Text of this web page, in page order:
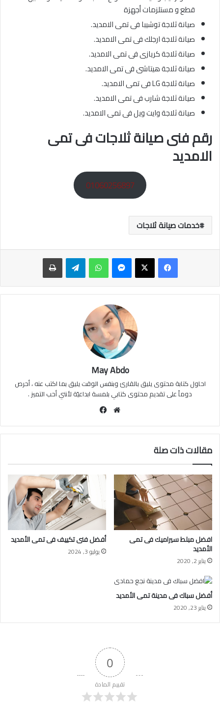
قطع و مستلزمات أجهزة
صيانة ثلاجة توشيبا فى تمى الامديد.
صيانة ثلاجة ارجلك فى تمى الامديد.
صيانة ثلاجة كريازى فى تمى الامديد.
صيانة ثلاجة هيتاشى فى تمى الامديد.
صيانة ثلاجة LG فى تمى الامديد.
صيانة ثلاجة شارب فى تمى الامديد.
صيانة ثلاجة وايت ويل فى تمى الامديد.
رقم فنى صيانة ثلاجات فى تمى
الامديد
01060256897
خدمات صيانة ثلاجات
ماسنجر واتساب تيلقرام طباعة
May Abdo
احاول كتابة محتوى يليق بالقارئ وبنفس الوقت يليق بما اكتب عنه ، أحرص
دوماً على تقديم محتوى كتابي بلمسة ابداعيّة لأنني أحب التميز .
موقع
مقالات ذات صلة
افضل مبلط سيراميك فى تمى
الأمديد
يناير 2, 2020
أفضل فنى تكييف فى تمى الأمديد
يوليو 3, 2024
أفضل سباك فى مدينة تمى الأمديد
يناير 23, 2020
0
تقييم المادة